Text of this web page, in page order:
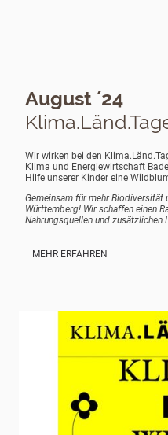
August ´24
Wir wirken bei den
Klima und Energiewirtschaft
Hilfe unserer Kinder eine
Gemeinsam für mehr Biodiversität
Württemberg! Wir schaffen einen
Nahrungsquellen und zusätzlichen
MEHR ERFAHREN